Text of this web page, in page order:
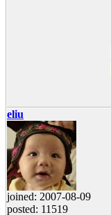
eliu
joined: 2007-08-09
posted: 11519